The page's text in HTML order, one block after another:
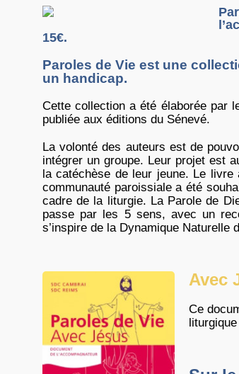
15€.
Paroles de Vie est une
un handicap.
Cette collection a été élaborée par
publiée aux éditions du Sénevé.
La volonté des auteurs est de
intégrer un groupe. Leur projet est
la catéchèse de leur jeune. Le livre
communauté paroissiale a été
cadre de la liturgie. La Parole de
passe par les 5 sens, avec un
s’inspire de la Dynamique Naturelle
Avec
Ce